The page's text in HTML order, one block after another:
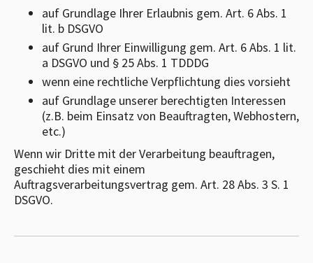
auf Grundlage Ihrer Erlaubnis gem. Art. 6 Abs. 1
lit. b DSGVO
auf Grund Ihrer Einwilligung gem. Art. 6 Abs. 1 lit.
a DSGVO und § 25 Abs. 1 TDDDG
wenn eine rechtliche Verpflichtung dies vorsieht
auf Grundlage unserer berechtigten Interessen
(z.B. beim Einsatz von Beauftragten, Webhostern,
etc.)
Wenn wir Dritte mit der Verarbeitung beauftragen,
geschieht dies mit einem
Auftragsverarbeitungsvertrag gem. Art. 28 Abs. 3 S. 1
DSGVO.